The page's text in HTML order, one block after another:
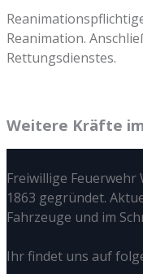
Reanimation.
Rettungsdienstes.
Weitere Kräfte
Freiwillige
1863 gegründet.
Fahrzeuge und im
Ihr findet uns auf